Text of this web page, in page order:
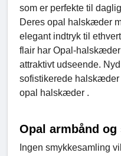
som er perfekte til
Deres opal halskæder
elegant indtryk til
flair har Opal-
attraktivt udseende.
sofistikerede halskæder
opal halskæder .
Opal armbånd
Ingen smykkesamling